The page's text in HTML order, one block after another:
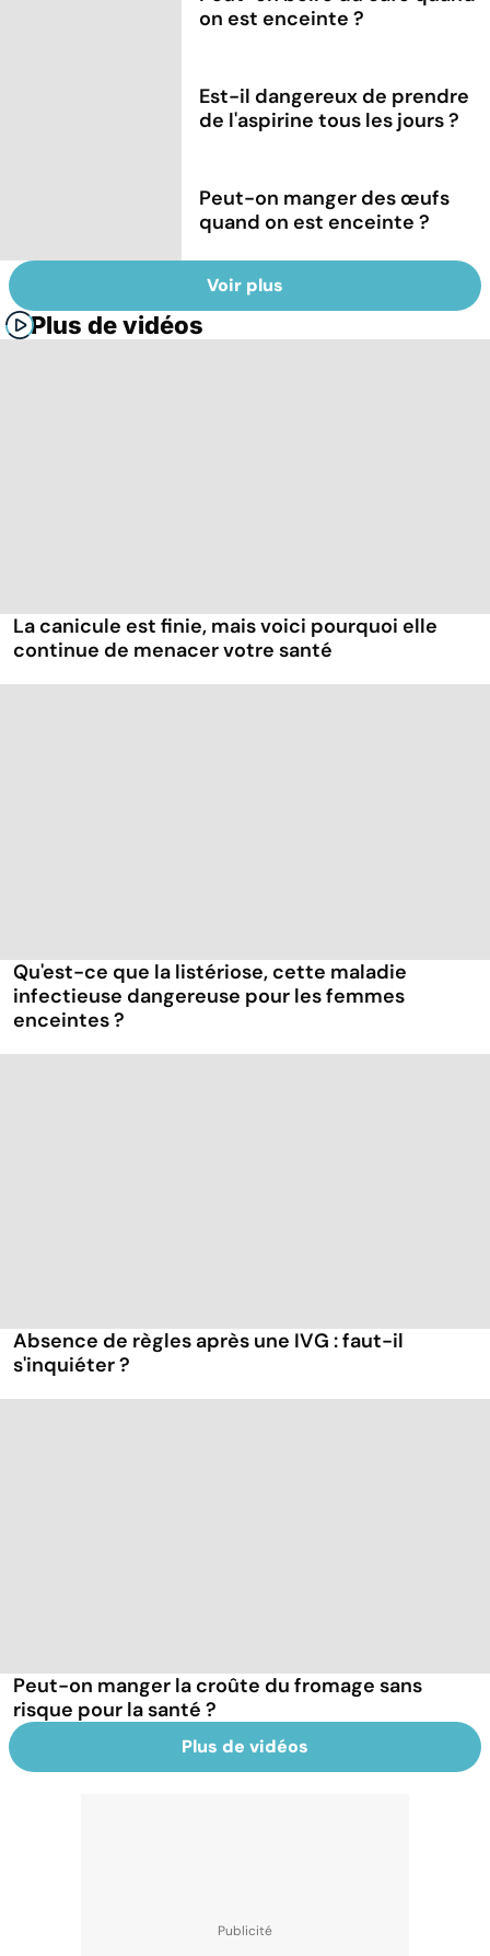
on est enceinte ?
Est-il dangereux de prendre
de l'aspirine tous les jours ?
Peut-on manger des œufs
quand on est enceinte ?
Voir plus
Plus de vidéos
La canicule est finie, mais voici pourquoi elle
continue de menacer votre santé
Qu'est-ce que la listériose, cette maladie
infectieuse dangereuse pour les femmes
enceintes ?
Absence de règles après une IVG : faut-il
s'inquiéter ?
Peut-on manger la croûte du fromage sans
risque pour la santé ?
Plus de vidéos